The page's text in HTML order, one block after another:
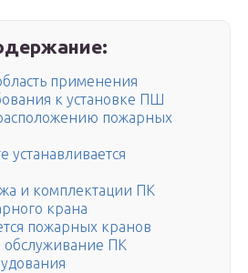
применения
к установке ПШ
пожарных
устанавливается
и комплектации ПК
крана
пожарных кранов
обслуживание ПК